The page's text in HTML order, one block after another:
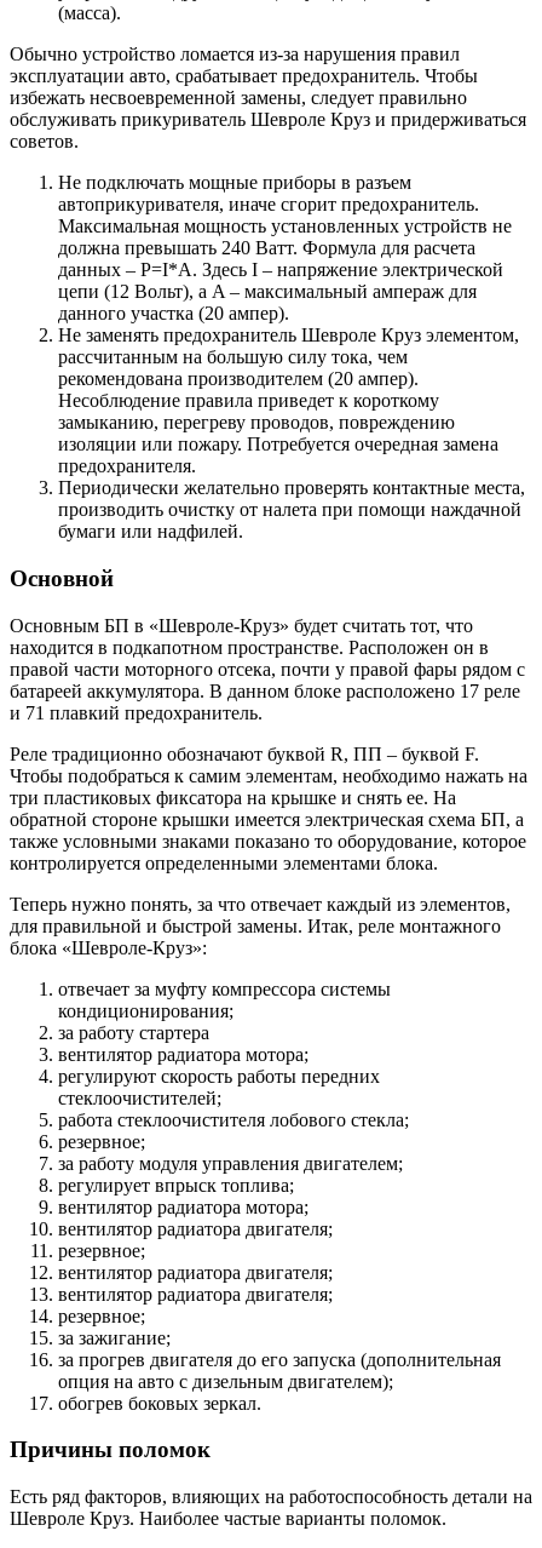
(масса).
Обычно устройство ломается из-за нарушения правил
эксплуатации авто, срабатывает предохранитель. Чтобы
избежать несвоевременной замены, следует правильно
обслуживать прикуриватель Шевроле Круз и придерживаться
советов.
Не подключать мощные приборы в разъем
автоприкуривателя, иначе сгорит предохранитель.
Максимальная мощность установленных устройств не
должна превышать 240 Ватт. Формула для расчета
данных – P=I*A. Здесь I – напряжение электрической
цепи (12 Вольт), а A – максимальный ампераж для
данного участка (20 ампер).
Не заменять предохранитель Шевроле Круз элементом,
рассчитанным на большую силу тока, чем
рекомендована производителем (20 ампер).
Несоблюдение правила приведет к короткому
замыканию, перегреву проводов, повреждению
изоляции или пожару. Потребуется очередная замена
предохранителя.
Периодически желательно проверять контактные места,
производить очистку от налета при помощи наждачной
бумаги или надфилей.
Основной
Основным БП в «Шевроле-Круз» будет считать тот, что
находится в подкапотном пространстве. Расположен он в
правой части моторного отсека, почти у правой фары рядом с
батареей аккумулятора. В данном блоке расположено 17 реле
и 71 плавкий предохранитель.
Реле традиционно обозначают буквой R, ПП – буквой F.
Чтобы подобраться к самим элементам, необходимо нажать на
три пластиковых фиксатора на крышке и снять ее. На
обратной стороне крышки имеется электрическая схема БП, а
также условными знаками показано то оборудование, которое
контролируется определенными элементами блока.
Теперь нужно понять, за что отвечает каждый из элементов,
для правильной и быстрой замены. Итак, реле монтажного
блока «Шевроле-Круз»:
отвечает за муфту компрессора системы
кондиционирования;
за работу стартера
вентилятор радиатора мотора;
регулируют скорость работы передних
стеклоочистителей;
работа стеклоочистителя лобового стекла;
резервное;
за работу модуля управления двигателем;
регулирует впрыск топлива;
вентилятор радиатора мотора;
вентилятор радиатора двигателя;
резервное;
вентилятор радиатора двигателя;
вентилятор радиатора двигателя;
резервное;
за зажигание;
за прогрев двигателя до его запуска (дополнительная
опция на авто с дизельным двигателем);
обогрев боковых зеркал.
Причины поломок
Есть ряд факторов, влияющих на работоспособность детали на
Шевроле Круз. Наиболее частые варианты поломок.